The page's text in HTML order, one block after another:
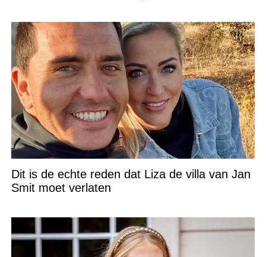
Dit is de echte reden dat Liza de villa van Jan
Smit moet verlaten